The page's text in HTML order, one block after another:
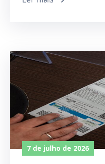
7 de julho de 2026